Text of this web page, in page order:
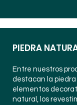
PIEDRA
Entre nuestros
destacan la
elementos
natural, los